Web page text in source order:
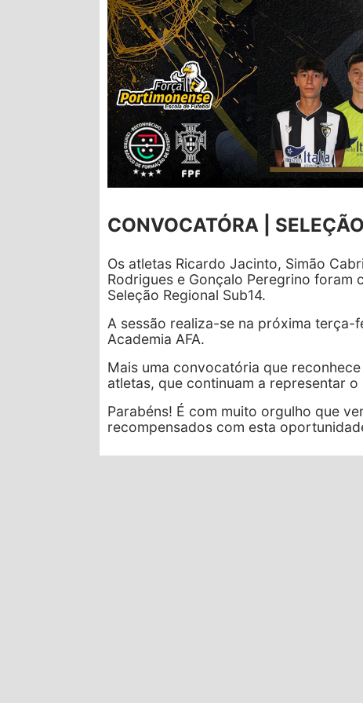
CONVOCATÓRA |
Os atletas Ricardo Jacinto, Simão
Rodrigues e Gonçalo Peregrino
Seleção Regional Sub14.
A sessão realiza-se na próxima terça-
Academia AFA.
Mais uma convocatória que
atletas, que continuam a representar
Parabéns! É com muito orgulho que
recompensados com esta